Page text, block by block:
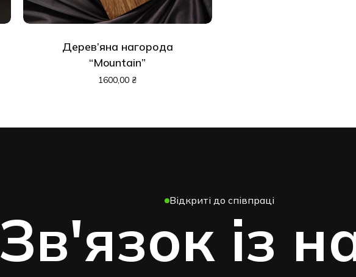
Дерев’яна нагорода
“Mountain”
1600,00 ₴
Відкриті до співпраці
Зв'язок із